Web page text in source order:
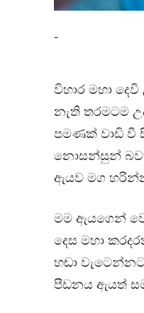
-
විහාර මහා
නැති තරමටම
පමණක් වාඩි වී
නොසන්සුන්
ඇයව මග
මම ඇයගෙන්
දෙස මහා
හඬා
පීඩනය ඇයත්